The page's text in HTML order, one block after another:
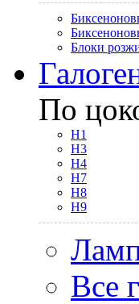
Блоки
По
H1
H3
H4
H7
H8
H9
Все